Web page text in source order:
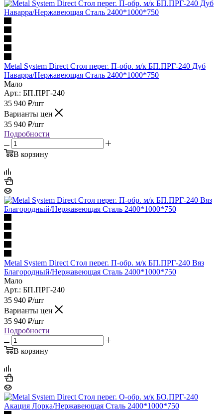
Metal System Direct Стол перег. П-обр. м/к БП.ПРГ-240 Дуб
Наварра/Нержавеющая Сталь 2400*1000*750
Мало
Арт.: БП.ПРГ-240
35 940 ₽/шт
Варианты цен
35 940 ₽/шт
Подробности
В корзину
Metal System Direct Стол перег. П-обр. м/к БП.ПРГ-240 Вяз
Благородный/Нержавеющая Сталь 2400*1000*750
Мало
Арт.: БП.ПРГ-240
35 940 ₽/шт
Варианты цен
35 940 ₽/шт
Подробности
В корзину